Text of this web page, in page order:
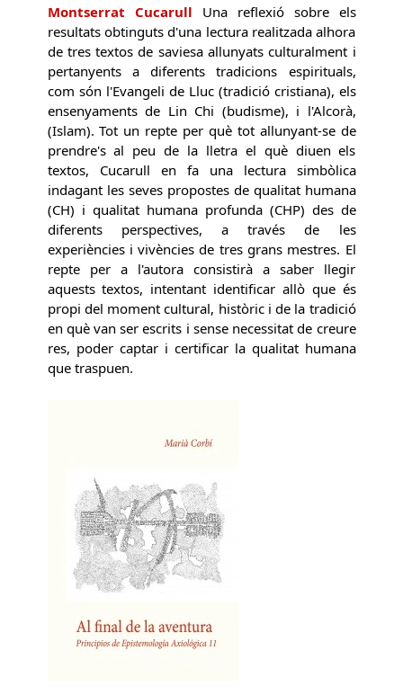
Montserrat Cucarull Una reflexió sobre els
resultats obtinguts d'una lectura realitzada alhora
de tres textos de saviesa allunyats culturalment i
pertanyents a diferents tradicions espirituals,
com són l'Evangeli de Lluc (tradició cristiana), els
ensenyaments de Lin Chi (budisme), i l'Alcorà,
(Islam). Tot un repte per què tot allunyant-se de
prendre's al peu de la lletra el què diuen els
textos, Cucarull en fa una lectura simbòlica
indagant les seves propostes de qualitat humana
(CH) i qualitat humana profunda (CHP) des de
diferents perspectives, a través de les
experiències i vivències de tres grans mestres. El
repte per a l'autora consistirà a saber llegir
aquests textos, intentant identificar allò que és
propi del moment cultural, històric i de la tradició
en què van ser escrits i sense necessitat de creure
res, poder captar i certificar la qualitat humana
que traspuen.